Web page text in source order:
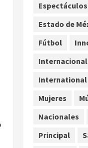
4
Estado de
Fútbol
Internacional
International
Mujeres
Nacionales
Principal